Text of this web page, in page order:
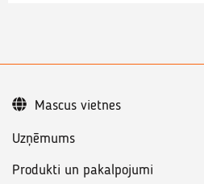
Uzņēmums
Produkti un pakalpojumi
Mascus vietnes